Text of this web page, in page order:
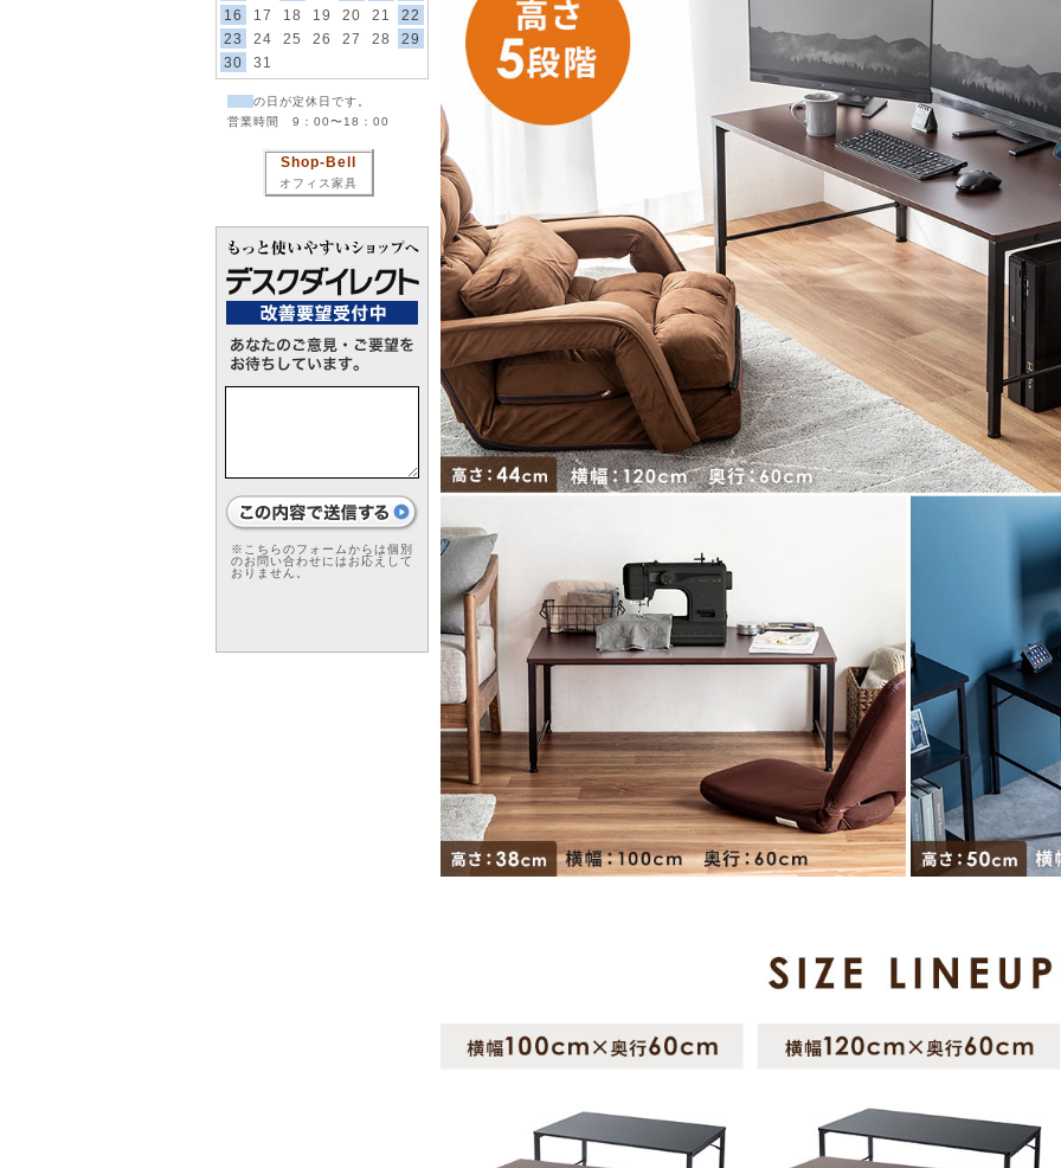
16
17 18 19 20 21
22
23
24 25 26 27 28
29
30
31
の日が定休日です。
営業時間 9：00〜18：00
Shop-Bell
オフィス家具
※こちらのフォームからは個別
のお問い合わせにはお応えして
おりません。